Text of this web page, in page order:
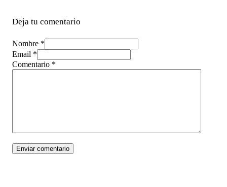
Deja tu comentario
Nombre *
Email *
Comentario *